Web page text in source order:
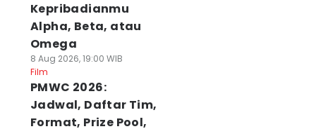
Kepribadianmu
Alpha, Beta, atau
Omega
8 Aug 2026, 19:00 WIB
Film
PMWC 2026:
Jadwal, Daftar Tim,
Format, Prize Pool,